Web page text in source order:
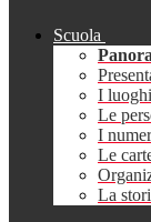
Scuola
I luoghi
Le
I
Le
La